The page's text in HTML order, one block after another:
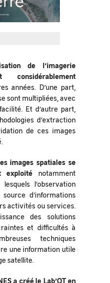
de l’imagerie
années. D’une part,
sont multipliées, avec
Et d’autre part,
d’extraction
de ces images
images spatiales se
exploiténotamment
l’observation
d’informations
activités ou services.
des solutions
et difficultés à
techniques
une information utile
satellite.
a créé le Lab’OT en